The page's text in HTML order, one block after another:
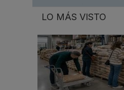
LO MÁS VISTO